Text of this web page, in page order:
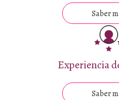
Saber
Experiencia
Saber